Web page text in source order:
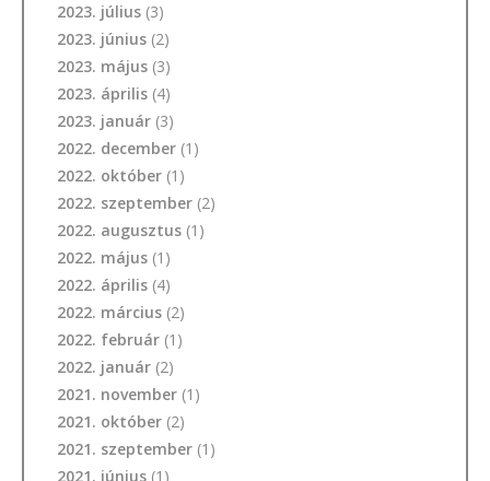
2023. július (3)
2023. június (2)
2023. május (3)
2023. április (4)
2023. január (3)
2022. december (1)
2022. október (1)
2022. szeptember (2)
2022. augusztus (1)
2022. május (1)
2022. április (4)
2022. március (2)
2022. február (1)
2022. január (2)
2021. november (1)
2021. október (2)
2021. szeptember (1)
2021. június (1)